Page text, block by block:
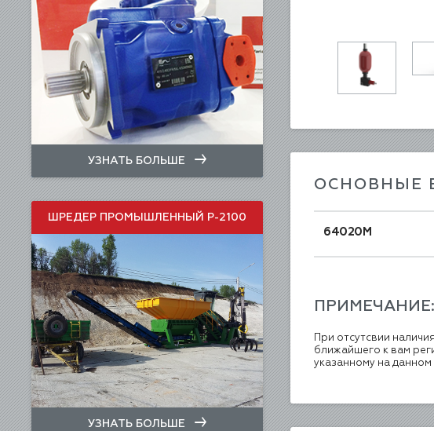
ОСНОВНЫЕ
64020М
ПРИМЕЧАНИЕ:
При отсутсвии
ближайшего к вам
указанному на данном
УЗНАТЬ БОЛЬШЕ
ШРЕДЕР ПРОМЫШЛЕННЫЙ Р-2100
УЗНАТЬ БОЛЬШЕ